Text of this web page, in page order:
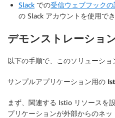
Slack での受信ウェブフックの
の Slack アカウントを使用でき
デモンストレーショ
以下の手順で、このソリューショ
サンプルアプリケーション用の
まず、関連する Istio リソースを
プリケーションが外部からのネ